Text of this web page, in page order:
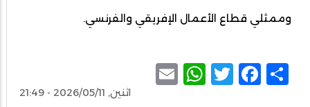
وممثلي قطاع الأعمال الإفريقي والفرنسي.
Share
Facebook
Twitter
WhatsApp
اثنين, 2026/05/11 - 21:49